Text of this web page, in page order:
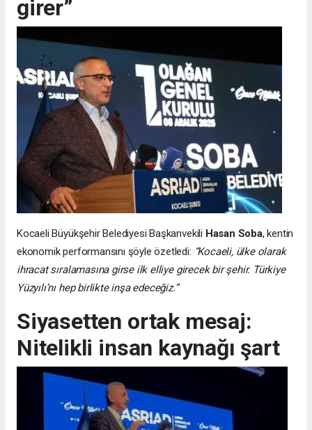
girer”
Kocaeli Büyükşehir Belediyesi Başkanvekili Hasan Soba, kentin
ekonomik performansını şöyle özetledi: “Kocaeli, ülke olarak
ihracat sıralamasına girse ilk elliye girecek bir şehir. Türkiye
Yüzyılı’nı hep birlikte inşa edeceğiz.”
Siyasetten ortak mesaj:
Nitelikli insan kaynağı şart